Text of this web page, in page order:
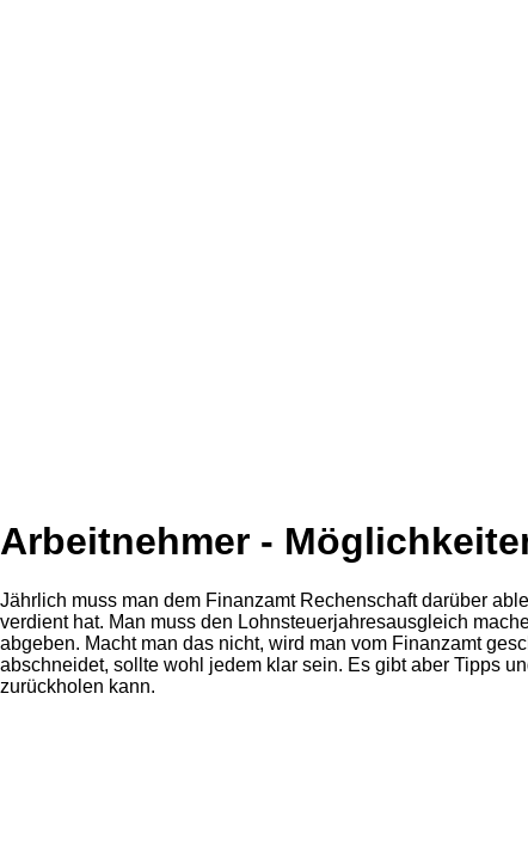
Arbeitnehmer -
Jährlich muss man dem Finanzamt Rechenschaft darüber
verdient hat. Man muss den Lohnsteuerjahresausgleich
abgeben. Macht man das nicht, wird man vom Finanzamt
abschneidet, sollte wohl jedem klar sein. Es gibt aber Tipps
zurückholen kann.